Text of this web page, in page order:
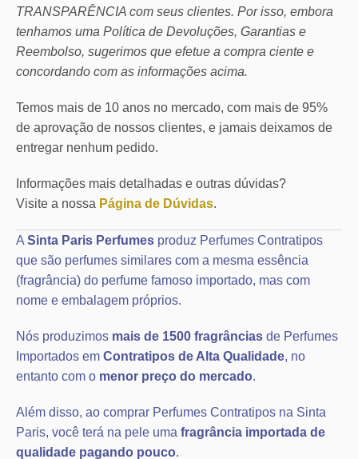
TRANSPARÊNCIA com seus clientes. Por isso, embora
tenhamos uma Política de Devoluções, Garantias e
Reembolso, sugerimos que efetue a compra ciente e
concordando com as informações acima.
Temos mais de 10 anos no mercado, com mais de 95%
de aprovação de nossos clientes, e jamais deixamos de
entregar nenhum pedido.
Informações mais detalhadas e outras dúvidas?
Visite a nossa Página de Dúvidas.
A Sinta Paris Perfumes produz Perfumes Contratipos
que são perfumes similares com a mesma essência
(fragrância) do perfume famoso importado, mas com
nome e embalagem próprios.
Nós produzimos mais de 1500 fragrâncias de Perfumes
Importados em Contratipos de Alta Qualidade, no
entanto com o menor preço do mercado.
Além disso, ao comprar Perfumes Contratipos na Sinta
Paris, você terá na pele uma fragrância importada de
qualidade pagando pouco.